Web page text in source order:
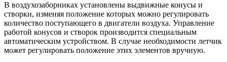
В воздухозаборниках установлены выдвижные конусы и
створки, изменяя положение которых можно регулировать
количество поступающего в двигатели воздуха. Управление
работой конусов и створок производится специальным
автоматическим устройством. В случае необходимости летчик
может регулировать положение этих элементов вручную.